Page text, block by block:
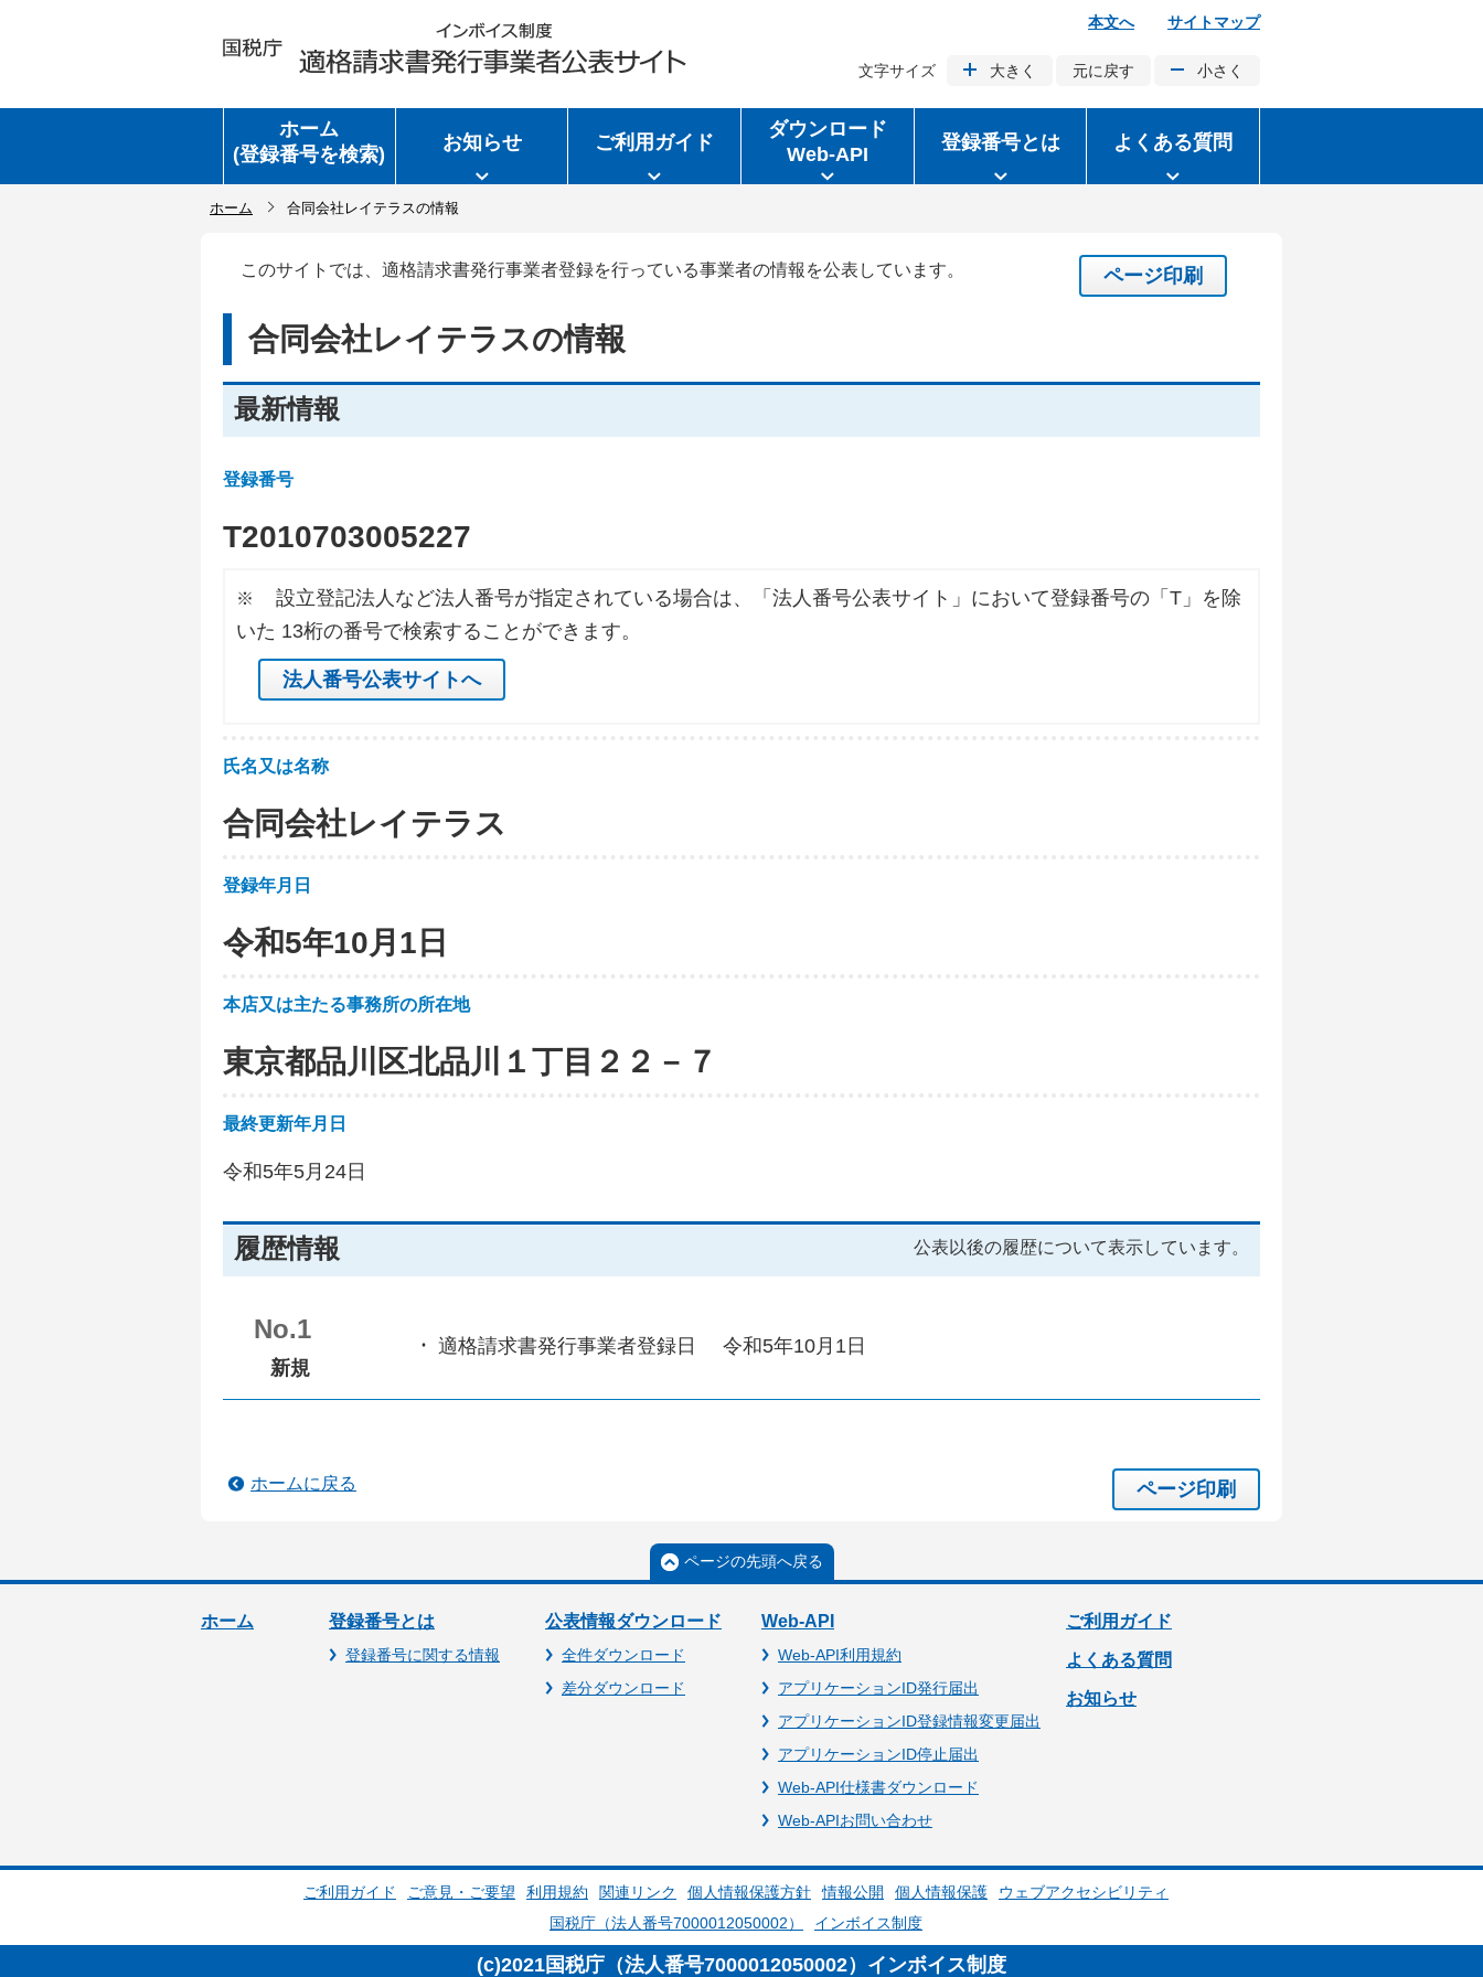
本文へ サイトマップ
文字サイズ 大きく 元に戻す 小さく
ホーム
(登録番号を検索)
お知らせ ご利用ガイド
ダウンロード
Web-API
登録番号とは よくある質問
ホーム 合同会社レイテラスの情報
このサイトでは、適格請求書発行事業者登録を行っている事業者の情報を公表しています。 ページ印刷
合同会社レイテラスの情報
最新情報
登録番号
T2010703005227
※
設立登記法人など法人番号が指定されている場合は、「法人番号公表サイト」において登録番号の「T」を除
いた 13桁の番号で検索することができます。
法人番号公表サイトへ
氏名又は名称
合同会社レイテラス
登録年月日
令和5年10月1日
本店又は主たる事務所の所在地
東京都品川区北品川１丁目２２－７
最終更新年月日
令和5年5月24日
履歴情報 公表以後の履歴について表示しています。
No.1
新規
適格請求書発行事業者登録日 令和5年10月1日
ページ印刷
ホームに戻る
ページの先頭へ戻る
ホーム 登録番号とは
登録番号に関する情報
公表情報ダウンロード
全件ダウンロード
差分ダウンロード
Web-API
Web-API利用規約
アプリケーションID発行届出
アプリケーションID登録情報変更届出
アプリケーションID停止届出
Web-API仕様書ダウンロード
Web-APIお問い合わせ
ご利用ガイド
よくある質問
お知らせ
ご利用ガイド ご意見・ご要望 利用規約 関連リンク 個人情報保護方針 情報公開 個人情報保護
ウェブアクセシビリティ
国税庁（法人番号7000012050002）
インボイス制度
(c)2021国税庁（法人番号7000012050002）インボイス制度